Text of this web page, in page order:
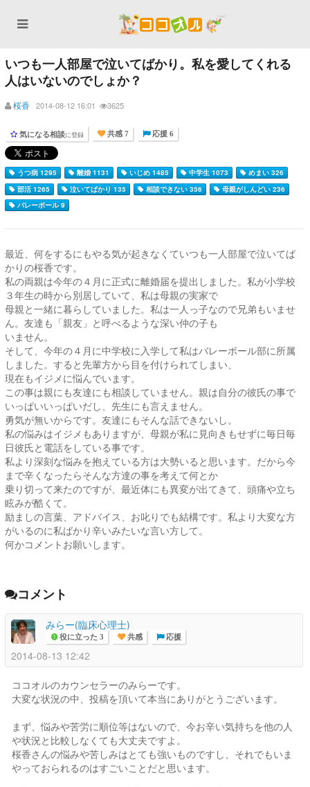
いつも一人部屋で泣いてばかり。私を愛してくれる
人はいないのでしょか？
桜香 2014-08-12 16:01 3625
気になる相談に登録 共感 7 応援 6
うつ病 1295 離婚 1131 いじめ 1485 中学生 1073
めまい 326
部活 1265
泣いてばかり 135 相談できない 356
母親がしんどい 236
バレーボール 9
最近、何をするにもやる気が起きなくていつも一人部屋で泣いてば
かりの桜香です。
私の両親は今年の４月に正式に離婚届を提出しました。私が小学校
３年生の時から別居していて、私は母親の実家で
母親と一緒に暮らしていました。私は一人っ子なので兄弟もいませ
ん。友達も「親友」と呼べるような深い仲の子も
いません。
そして、今年の４月に中学校に入学して私はバレーボール部に所属
しました。すると先輩方から目を付けられてしまい、
現在もイジメに悩んでいます。
この事は親にも友達にも相談していません。親は自分の彼氏の事で
いっぱいいっぱいだし、先生にも言えません。
勇気が無いからです。友達にもそんな話できないし。
私の悩みはイジメもありますが、母親が私に見向きもせずに毎日毎
日彼氏と電話をしている事です。
私より深刻な悩みを抱えている方は大勢いると思います。だから今
まで辛くなったらそんな方達の事を考えて何とか
乗り切って来たのですが、最近体にも異変が出てきて、頭痛や立ち
眩みが酷くて。
励ましの言葉、アドバイス、お叱りでも結構です。私より大変な方
がいるのに私ばかり辛いみたいな言い方して。
何かコメントお願いします。
コメント
みらー(臨床心理士)
役に立った 3 共感 応援
2014-08-13 12:42
ココオルのカウンセラーのみらーです。
大変な状況の中、投稿を頂いて本当にありがとうございます。
まず、悩みや苦労に順位等はないので、今お辛い気持ちを他の人
や状況と比較しなくても大丈夫ですよ。
桜香さんの悩みや苦しみはとても強いものですし、それでもいま
やっておられるのはすごいことだと思います。